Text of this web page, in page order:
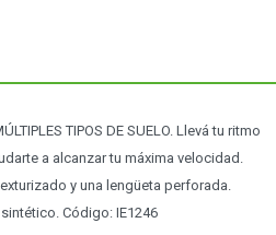
TIPOS DE SUELO. Llevá tu ritmo
a alcanzar tu máxima velocidad.
y una lengüeta perforada.
Código: IE1246